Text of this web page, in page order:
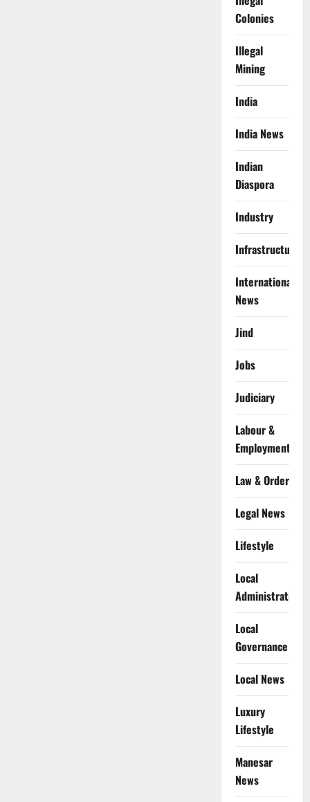
Colonies
Illegal
Mining
India
India News
Indian
Diaspora
Industry
Infrastructure
International
News
Jind
Jobs
Judiciary
Labour &
Employment
Law & Order
Legal News
Lifestyle
Local
Administration
Local
Governance
Local News
Luxury
Lifestyle
Manesar
News